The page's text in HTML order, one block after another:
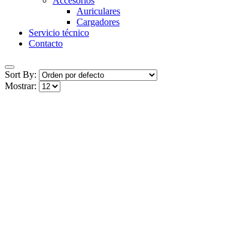
Auriculares
Cargadores
Servicio técnico
Contacto
Sort By:
Mostrar: